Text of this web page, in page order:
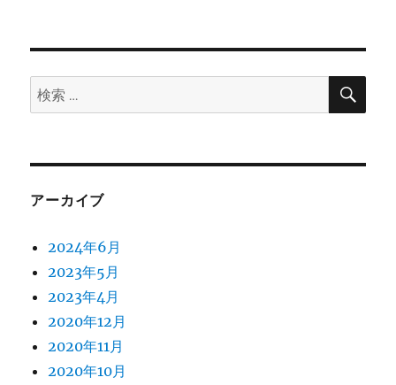
ン
検
索:
検
アーカイブ
2024年6月
2023年5月
2023年4月
2020年12月
2020年11月
2020年10月